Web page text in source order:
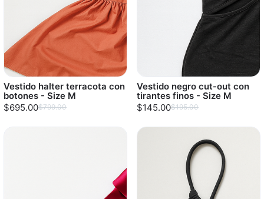
Vestido halter terracota con
botones - Size M
$695.00$799.00
Vestido negro cut-out con
tirantes finos - Size M
$145.00$195.00